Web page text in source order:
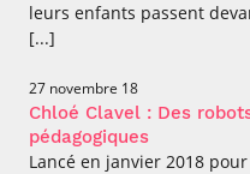
leurs enfants passent
[...]
27 novembre 18
Chloé Clavel : Des
pédagogiques
Lancé en janvier 2018